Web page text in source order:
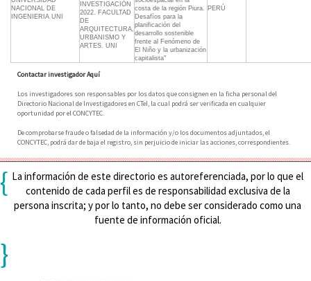
NACIONAL DE
INGENIERIA UNI
INVESTIGACIÓN
2022. FACULTAD
DE
ARQUITECTURA,
URBANISMO Y
ARTES. UNI
costa de la región Piura.
Desafíos para la
planificación del
desarrollo sostenible
frente al Fenómeno de
El Niño y la urbanización
capitalista"
PERÚ
Contactar investigador Aquí
Los investigadores son responsables por los datos que consignen en la ficha personal del
Directorio Nacional de Investigadores en CTeI, la cual podrá ser verificada en cualquier
oportunidad por el CONCYTEC.
De comprobarse fraude o falsedad de la información y/o los documentos adjuntados, el
CONCYTEC, podrá dar de baja el registro, sin perjuicio de iniciar las acciones, correspondientes.
{ La información de este directorio es autoreferenciada, por lo que el
contenido de cada perfil es de responsabilidad exclusiva de la
persona inscrita; y por lo tanto, no debe ser considerado como una
fuente de información oficial.
}